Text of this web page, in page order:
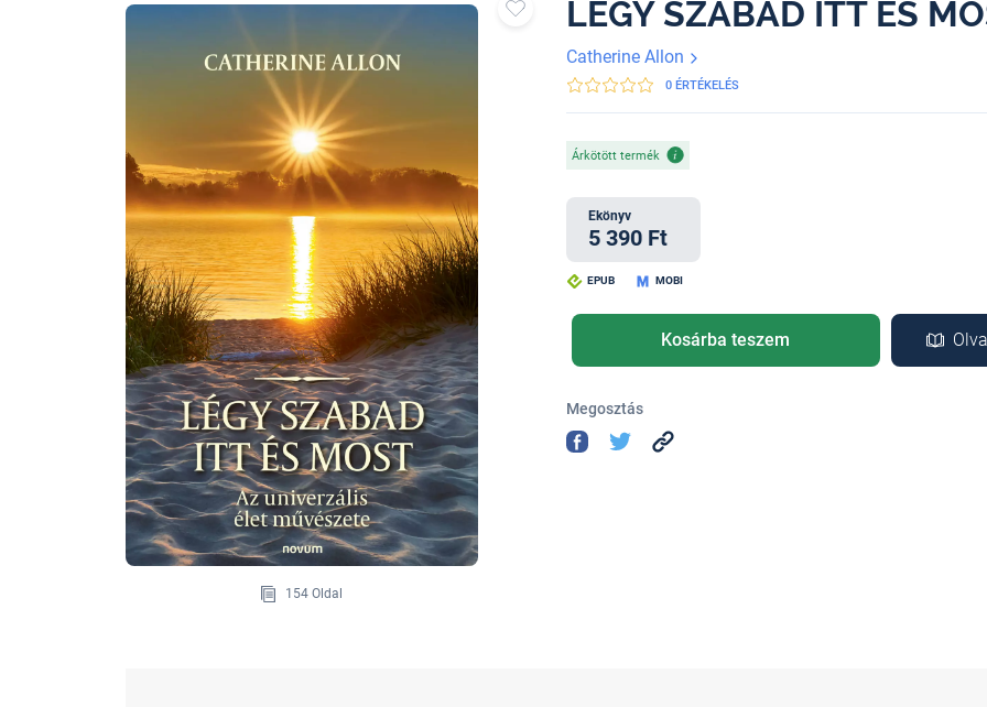
154 Oldal
LÉGY SZABAD ITT ÉS
Catherine Allon
0 ÉRTÉKELÉS
Árkötött termék
Ekönyv
5 390 Ft
EPUB MOBI
Kosárba teszem
Megosztás